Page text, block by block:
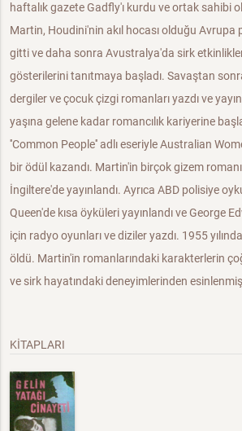
haftalık gazete Gadfly'ı kurdu ve ortak sahibi
Martin, Houdini'nin akıl hocası olduğu Avrupa
gitti ve daha sonra Avustralya'da sirk
gösterilerini tanıtmaya başladı. Savaştan
dergiler ve çocuk çizgi romanları yazdı ve
yaşına gelene kadar romancılık kariyerine
''Common People'' adlı eseriyle Australian
bir ödül kazandı. Martin'in birçok gizem
İngiltere'de yayınlandı. Ayrıca ABD polisiye
Queen'de kısa öyküleri yayınlandı ve George
için radyo oyunları ve diziler yazdı. 1955
öldü. Martin'in romanlarındaki karakterlerin
ve sirk hayatındaki deneyimlerinden
KİTAPLARI